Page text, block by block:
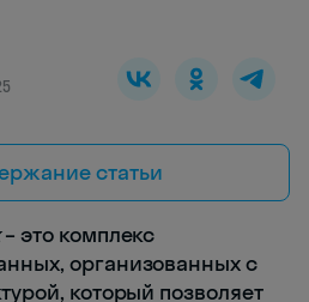
статьи
– это комплекс
организованных с
который позволяет